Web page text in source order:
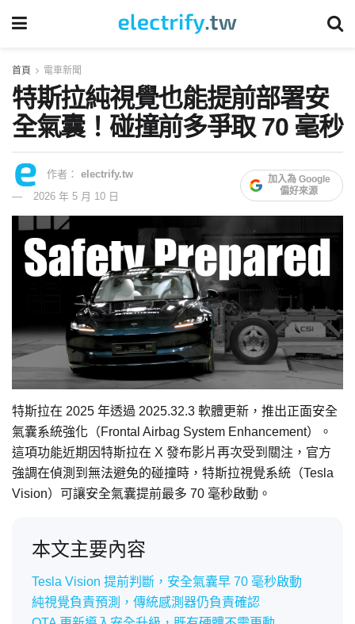
首頁 電車新聞
特斯拉純視覺也能提前部署安
全氣囊！碰撞前多爭取 70 毫秒
作者： electrify.tw
2026 年 5 月 10 日
加入為 Google
偏好來源
特斯拉在 2025 年透過 2025.32.3 軟體更新，推出正面安全
氣囊系統強化（Frontal Airbag System Enhancement）。
這項功能近期因特斯拉在 X 發布影片再次受到關注，官方
強調在偵測到無法避免的碰撞時，特斯拉視覺系統（Tesla
Vision）可讓安全氣囊提前最多 70 毫秒啟動。
本文主要內容
Tesla Vision 提前判斷，安全氣囊早 70 毫秒啟動
純視覺負責預測，傳統感測器仍負責確認